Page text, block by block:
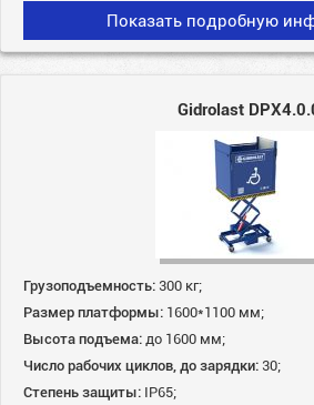
Показать подробную
Gidrolast
Грузоподъемность: 300 кг;
Размер платформы: 1600*1100 мм;
Высота подъема: до 1600 мм;
Число рабочих циклов, до зарядки: 30;
Степень защиты: IP65;